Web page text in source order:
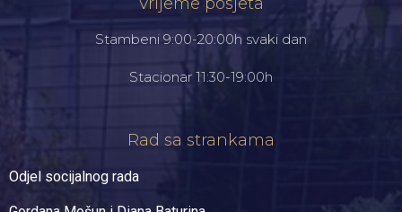
Stambeni 9:00-20:00h svaki dan
Stacionar 11:30-19:00h
Rad sa strankama
Odjel socijalnog rada